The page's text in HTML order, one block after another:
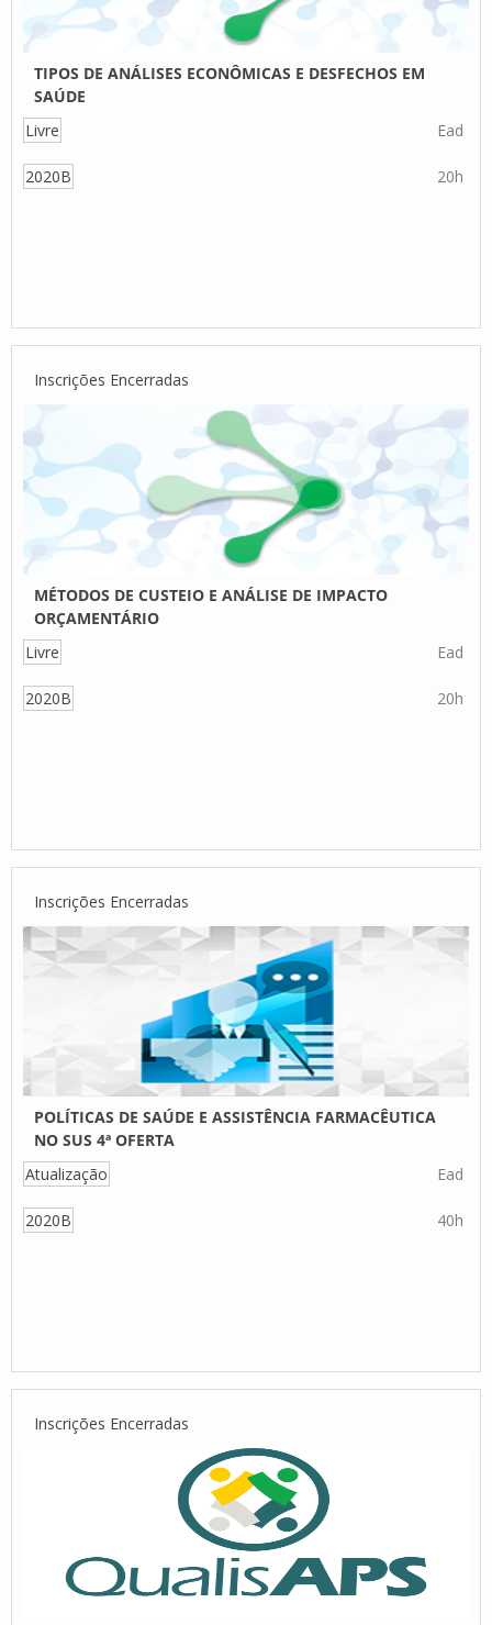
TIPOS DE ANÁLISES ECONÔMICAS E DESFECHOS EM
SAÚDE
Livre
Ead
2020B 20h
Inscrições Encerradas
MÉTODOS DE CUSTEIO E ANÁLISE DE IMPACTO
ORÇAMENTÁRIO
Livre
Ead
2020B 20h
Inscrições Encerradas
POLÍTICAS DE SAÚDE E ASSISTÊNCIA FARMACÊUTICA
NO SUS 4ª OFERTA
Atualização
Ead
2020B 40h
Inscrições Encerradas